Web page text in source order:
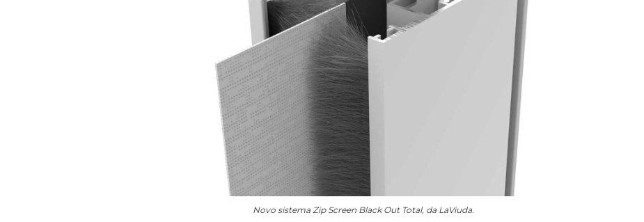
Novo sistema Zip Screen Black Out Total, da LaViuda.